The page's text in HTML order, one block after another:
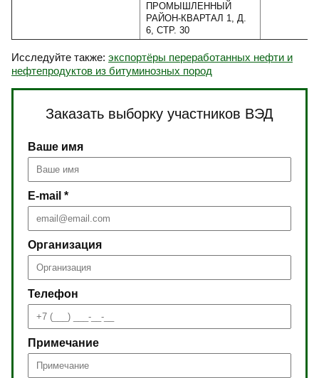
ПРОМЫШЛЕННЫЙ
РАЙОН-КВАРТАЛ 1, Д.
6, СТР. 30
Исследуйте также: экспортёры переработанных нефти и
нефтепродуктов из битуминозных пород
Заказать выборку участников ВЭД
Ваше имя
E-mail *
Организация
Телефон
Примечание